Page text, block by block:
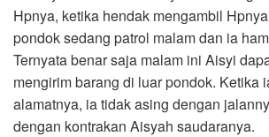
Hpnya, ketika hendak mengambil
pondok sedang patrol malam dan ia
Ternyata benar saja malam ini Aisyi
mengirim barang di luar pondok. Ketika
alamatnya, ia tidak asing dengan
dengan kontrakan Aisyah saudaranya.